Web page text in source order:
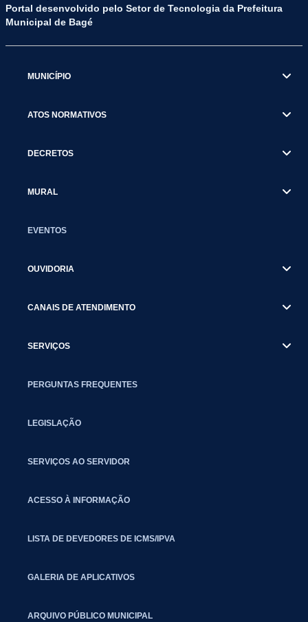
Portal desenvolvido pelo Setor de Tecnologia da Prefeitura
Municipal de Bagé
MUNICÍPIO
ATOS NORMATIVOS
DECRETOS
MURAL
EVENTOS
OUVIDORIA
CANAIS DE ATENDIMENTO
SERVIÇOS
PERGUNTAS FREQUENTES
LEGISLAÇÃO
SERVIÇOS AO SERVIDOR
ACESSO À INFORMAÇÃO
LISTA DE DEVEDORES DE ICMS/IPVA
GALERIA DE APLICATIVOS
ARQUIVO PÚBLICO MUNICIPAL